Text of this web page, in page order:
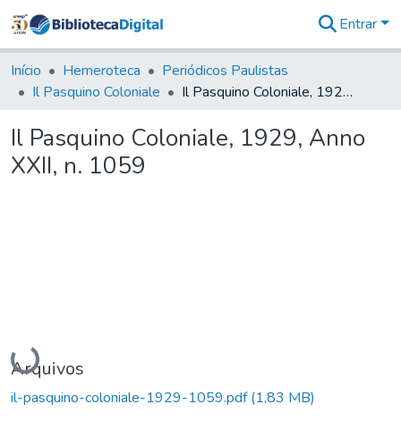
&
Coleções
Tudo na
Digital
Entrar
Início Hemeroteca
Periódicos Paulistas
Il Pasquino Coloniale
Il Pasquino Coloniale, 1929, Anno XXII, n. 1059
Il Pasquino Coloniale, 1929, Anno
XXII, n. 1059
Carregando...
Arquivos
il-pasquino-coloniale-1929-1059.pdf(1,83 MB)